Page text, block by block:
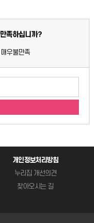
족하십니까?
매우불만족
개인정보처리방침
누리집 개선의견
찾아오시는 길